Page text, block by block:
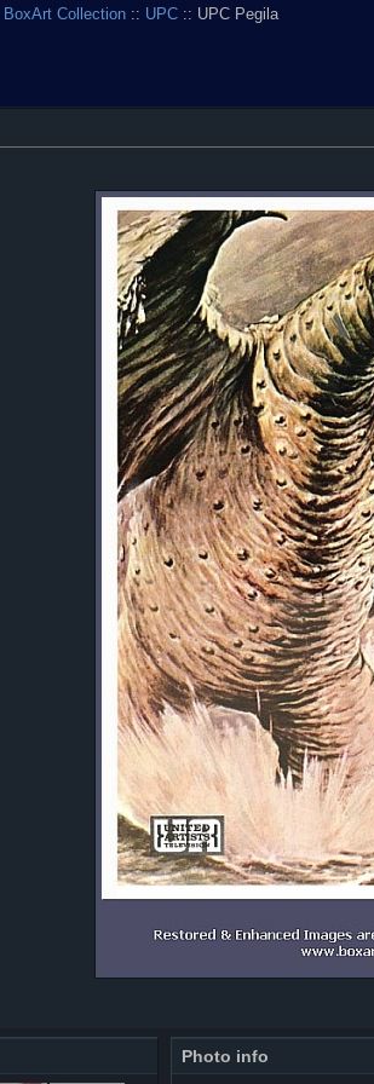
BoxArt Collection :: UPC :: UPC Pegila
Photo info